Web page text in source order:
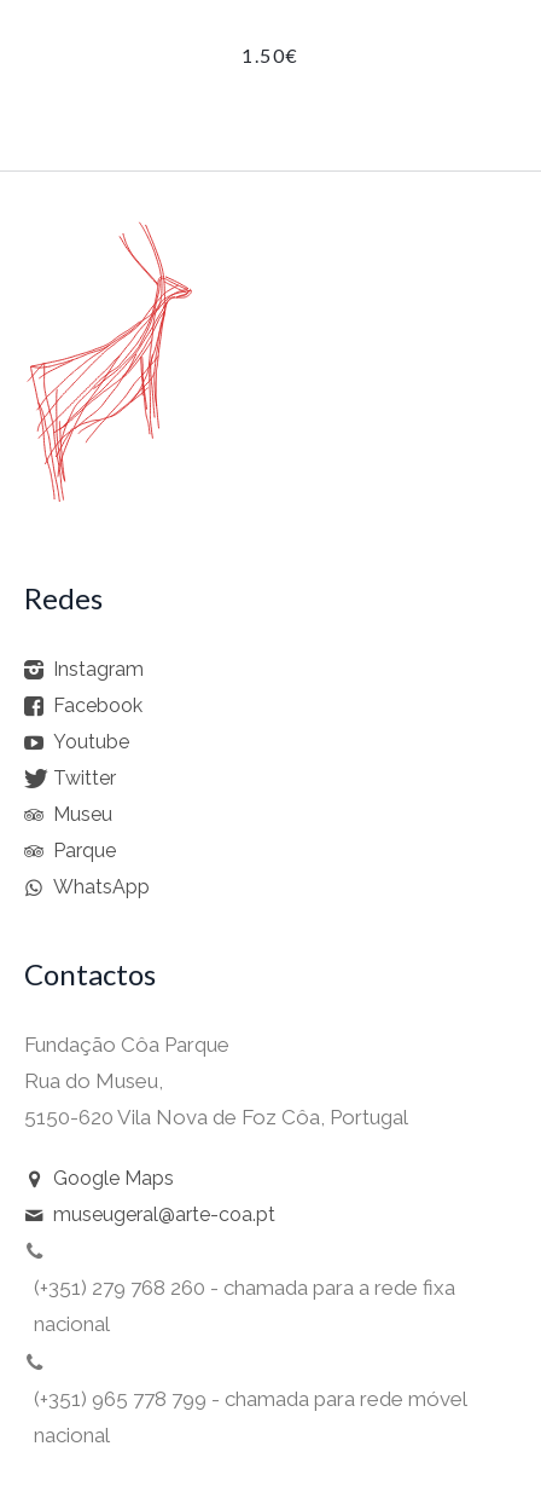
1.50€
Redes
Instagram
Facebook
Youtube
Twitter
Museu
Parque
WhatsApp
Contactos
Fundação Côa Parque
Rua do Museu,
5150-620 Vila Nova de Foz Côa, Portugal
Google Maps
museugeral@arte-coa.pt
(+351) 279 768 260 - chamada para a rede fixa
nacional
(+351) 965 778 799 - chamada para rede móvel
nacional